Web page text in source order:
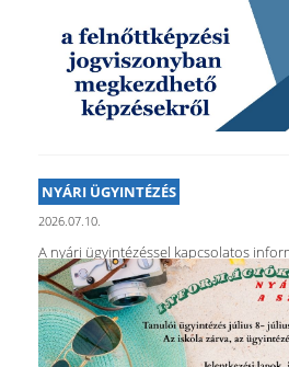
NYÁRI ÜGYINTÉZÉS
2026.07.10.
A nyári ügyintézéssel kapcsolatos